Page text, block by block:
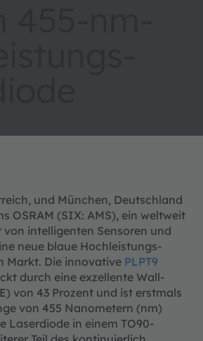
und München, Deutschland
OSRAM (SIX: AMS), ein weltweit
intelligenten Sensoren und
neue blaue Hochleistungs-
Markt. Die innovative PLPT9
durch eine exzellente Wall-
von 43 Prozent und ist erstmals
von 455 Nanometern (nm)
Laserdiode in einem TO90-